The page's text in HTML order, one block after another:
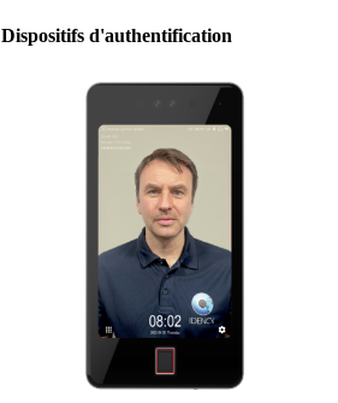
Dispositifs d'authentification